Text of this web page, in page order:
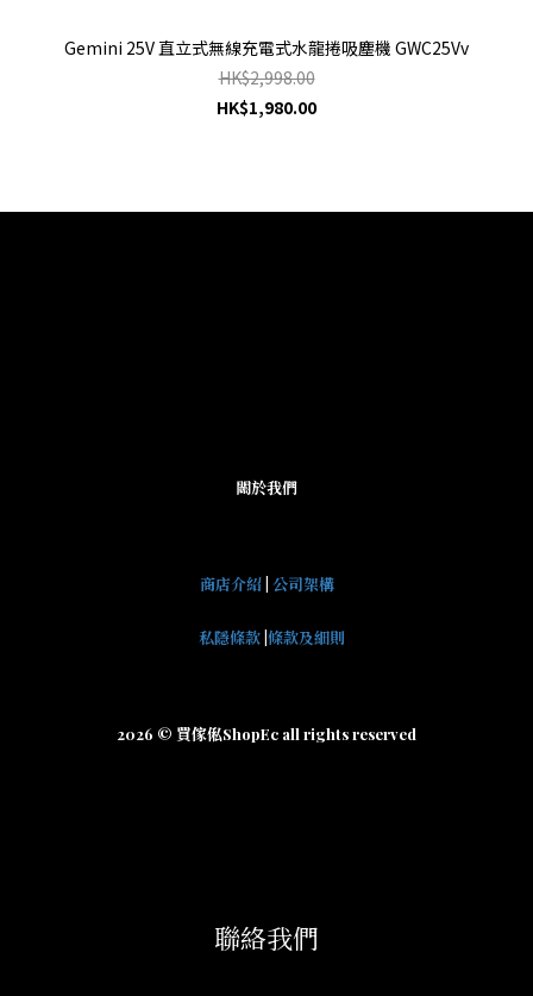
Gemini 25V 直立式無線充電式水龍捲吸塵機 GWC25Vv
HK$2,998.00
HK$1,980.00
關於我們
商店介紹| 公司架構
私隱條款 條款及細則
2026 © 買傢俬ShopEc all rights reserved
聯絡我們